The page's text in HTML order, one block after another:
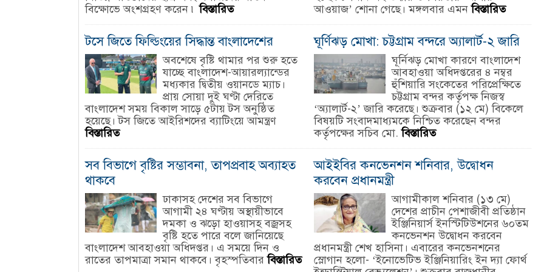
বিক্ষোভে অংশগ্রহণ করেন ৷বিস্তারিত
আওয়াজ’ শোনা গেছে। মঙ্গলবার এমনবিস্তারিত
টসে জিতে ফিল্ডিংয়ের সিদ্ধান্ত বাংলাদেশের
অবশেষে বৃষ্টি থামার পর শুরু হতে
যাচ্ছে বাংলাদেশ-আয়ারল্যান্ডের
মধ্যকার দ্বিতীয় ওয়ানডে ম্যাচ।
প্রায় সোয়া দুই ঘণ্টা দেরিতে
বাংলাদেশ সময় বিকাল সাড়ে ৫টায় টস অনুষ্ঠিত
হয়েছে। টস জিতে আইরিশদের ব্যাটিংয়ে আমন্ত্রণ
বিস্তারিত
ঘূর্ণিঝড় মোখা: চট্টগ্রাম বন্দরে অ্যালার্ট-২ জারি
ঘূর্নিঝড় মোখা কারণে বাংলাদেশ
আবহাওয়া অধিদপ্তরের ৪ নম্বর
হুঁশিয়ারি সংকেতের পরিপ্রেক্ষিতে
চট্টগ্রাম বন্দর কর্তৃপক্ষ নিজস্ব
‘অ্যালার্ট-২’ জারি করেছে। শুক্রবার (১২ মে) বিকেলে
বিষয়টি সংবাদমাধ্যমকে নিশ্চিত করেছেন বন্দর
কর্তৃপক্ষের সচিব মো.বিস্তারিত
সব বিভাগে বৃষ্টির সম্ভাবনা, তাপপ্রবাহ অব্যাহত
থাকবে
ঢাকাসহ দেশের সব বিভাগে
আগামী ২৪ ঘণ্টায় অস্থায়ীভাবে
দমকা ও ঝড়ো হাওয়াসহ বজ্রসহ
বৃষ্টি হতে পারে বলে জানিয়েছে
বাংলাদেশ আবহাওয়া অধিদপ্তর। এ সময়ে দিন ও
রাতের তাপমাত্রা সমান থাকবে। বৃহস্পতিবারবিস্তারিত
আইইবির কনভেনশন শনিবার, উদ্বোধন
করবেন প্রধানমন্ত্রী
আগামীকাল শনিবার (১৩ মে)
দেশের প্রাচীন পেশাজীবী প্রতিষ্ঠান
ইঞ্জিনিয়ার্স ইনস্টিটিউশনের ৬০তম
কনভেনশন উদ্বোধন করবেন
প্রধানমন্ত্রী শেখ হাসিনা। এবারের কনভেনশনের
স্লোগান হলো- ‘ইনোভেটিভ ইঞ্জিনিয়ারিং ইন দ্যা ফোর্থ